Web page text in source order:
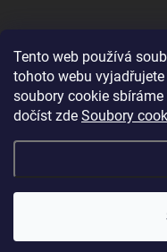
Tento web používá
tohoto webu
soubory cookie
dočíst zde Soubory
Elenys.cz -